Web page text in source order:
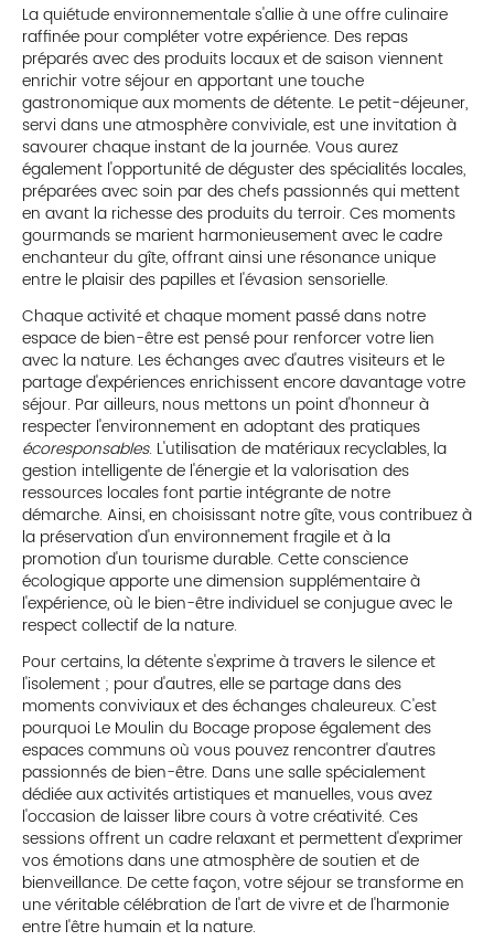
La quiétude environnementale s'allie à une offre culinaire
raffinée pour compléter votre expérience. Des repas
préparés avec des produits locaux et de saison viennent
enrichir votre séjour en apportant une touche
gastronomique aux moments de détente. Le petit-déjeuner,
servi dans une atmosphère conviviale, est une invitation à
savourer chaque instant de la journée. Vous aurez
également l'opportunité de déguster des spécialités locales,
préparées avec soin par des chefs passionnés qui mettent
en avant la richesse des produits du terroir. Ces moments
gourmands se marient harmonieusement avec le cadre
enchanteur du gîte, offrant ainsi une résonance unique
entre le plaisir des papilles et l'évasion sensorielle.
Chaque activité et chaque moment passé dans notre
espace de bien-être est pensé pour renforcer votre lien
avec la nature. Les échanges avec d'autres visiteurs et le
partage d'expériences enrichissent encore davantage votre
séjour. Par ailleurs, nous mettons un point d'honneur à
respecter l'environnement en adoptant des pratiques
écoresponsables. L'utilisation de matériaux recyclables, la
gestion intelligente de l'énergie et la valorisation des
ressources locales font partie intégrante de notre
démarche. Ainsi, en choisissant notre gîte, vous contribuez à
la préservation d'un environnement fragile et à la
promotion d'un tourisme durable. Cette conscience
écologique apporte une dimension supplémentaire à
l'expérience, où le bien-être individuel se conjugue avec le
respect collectif de la nature.
Pour certains, la détente s'exprime à travers le silence et
l'isolement ; pour d'autres, elle se partage dans des
moments conviviaux et des échanges chaleureux. C'est
pourquoi Le Moulin du Bocage propose également des
espaces communs où vous pouvez rencontrer d'autres
passionnés de bien-être. Dans une salle spécialement
dédiée aux activités artistiques et manuelles, vous avez
l'occasion de laisser libre cours à votre créativité. Ces
sessions offrent un cadre relaxant et permettent d'exprimer
vos émotions dans une atmosphère de soutien et de
bienveillance. De cette façon, votre séjour se transforme en
une véritable célébration de l'art de vivre et de l'harmonie
entre l'être humain et la nature.